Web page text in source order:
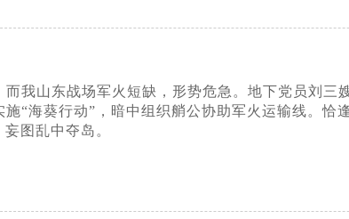
我山东战场军火短缺，形势危急。地下党员刘三
“海葵行动”，暗中组织艄公协助军火运输线。恰
图乱中夺岛。